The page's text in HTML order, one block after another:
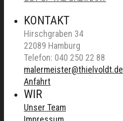
KONTAKT
Hirschgraben 34
22089 Hamburg
Telefon: 040 250 22 88
malermeister@thielvoldt.de
Anfahrt
WIR
Unser Team